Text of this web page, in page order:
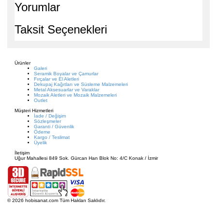
Yorumlar
Taksit Seçenekleri
Ürünler
Galeri
Seramik Boyalar ve Çamurlar
Fırçalar ve El Aletleri
Dekupaj Kağıtları ve Süsleme Malzemeleri
Metal Aksesuarlar ve Varaklar
Mozaik Aletleri ve Mozaik Malzemeleri
Outlet
Müşteri Hizmetleri
İade / Değişim
Sözleşmeler
Garanti / Güvenlik
Ödeme
Kargo / Teslimat
Üyelik
İletişim
Uğur Mahallesi 849 Sok. Gürcan Han Blok No: 4/C Konak / İzmir
© 2026 hobisanat.com Tüm Hakları Saklıdır.